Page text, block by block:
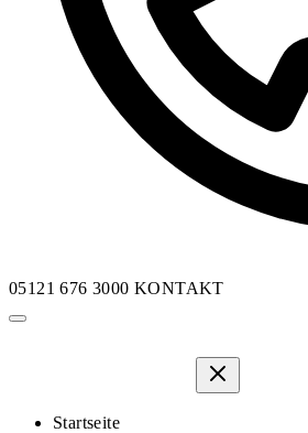
05121 676 3000KONTAKT
Startseite